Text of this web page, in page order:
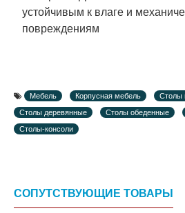
устойчивым к влаге и
повреждениям
Мебель Корпусная мебель
Столы
Столы деревянные
Столы обеденные
Столы-консоли
СОПУТСТВУЮЩИЕ ТОВАРЫ